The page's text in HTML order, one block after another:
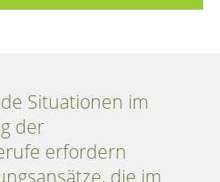
Situationen im
der
erfordern
die im